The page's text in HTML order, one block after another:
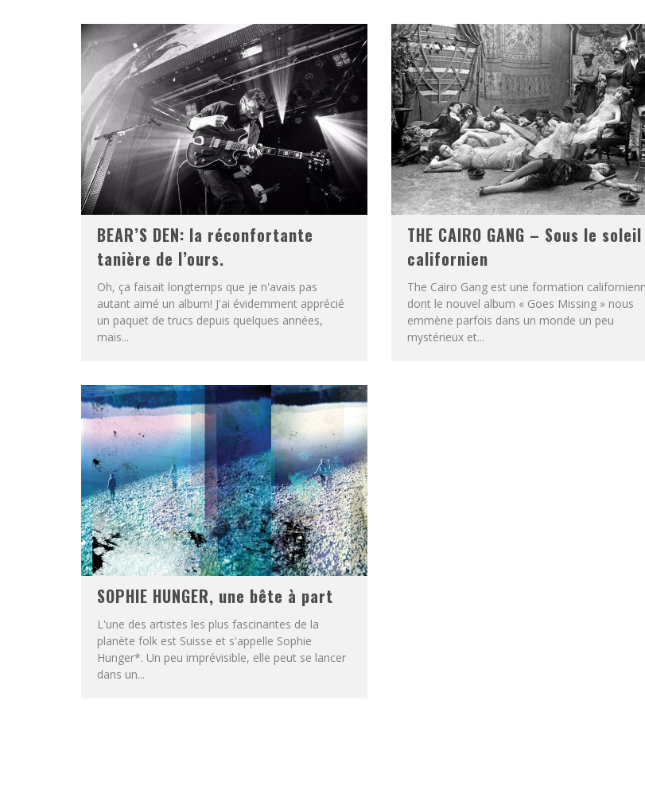
BEAR’S DEN: la réconfortante
tanière de l’ours.
Oh, ça faisait longtemps que je n'avais pas
autant aimé un album! J'ai évidemment apprécié
un paquet de trucs depuis quelques années,
mais...
THE CAIRO GANG – Sous le soleil
californien
The Cairo Gang est une formation
dont le nouvel album « Goes Missing » nous
emmène parfois dans un monde un peu
mystérieux et...
SOPHIE HUNGER, une bête à part
L'une des artistes les plus fascinantes de la
planète folk est Suisse et s'appelle Sophie
Hunger*. Un peu imprévisible, elle peut se lancer
dans un...